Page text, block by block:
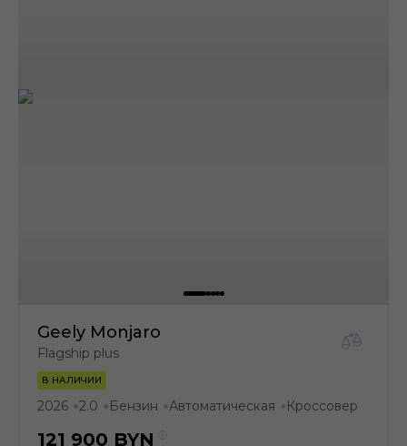
Geely Monjaro
Flagship plus
В НАЛИЧИИ
2026 ●2.0 ● Бензин ●Автоматическая ● Кроссовер
121 900 BYN